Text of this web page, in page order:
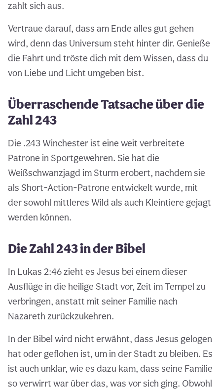
zahlt sich aus.
Vertraue darauf, dass am Ende alles gut gehen
wird, denn das Universum steht hinter dir. Genieße
die Fahrt und tröste dich mit dem Wissen, dass du
von Liebe und Licht umgeben bist.
Überraschende Tatsache über die
Zahl 243
Die .243 Winchester ist eine weit verbreitete
Patrone in Sportgewehren. Sie hat die
Weißschwanzjagd im Sturm erobert, nachdem sie
als Short-Action-Patrone entwickelt wurde, mit
der sowohl mittleres Wild als auch Kleintiere gejagt
werden können.
Die Zahl 243 in der Bibel
In Lukas 2:46 zieht es Jesus bei einem dieser
Ausflüge in die heilige Stadt vor, Zeit im Tempel zu
verbringen, anstatt mit seiner Familie nach
Nazareth zurückzukehren.
In der Bibel wird nicht erwähnt, dass Jesus gelogen
hat oder geflohen ist, um in der Stadt zu bleiben. Es
ist auch unklar, wie es dazu kam, dass seine Familie
so verwirrt war über das, was vor sich ging. Obwohl